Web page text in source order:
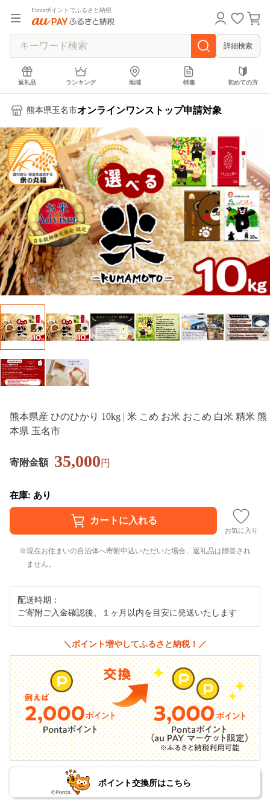
Pontaポイントでふるさと納税
詳細検索
返礼品 ランキング 地域 特集 初めての方
熊本県玉名市オンラインワンストップ申請対象
熊本県産 ひのひかり 10kg | 米 こめ お米 おこめ 白米 精米 熊
本県 玉名市
寄附金額 35,000円
在庫: あり
お気に入り
現在お住まいの自治体へ寄附申込いただいた場合、返礼品は贈答され
ません。
配送時期：
ご寄附ご入金確認後、１ヶ月以内を目安に発送いたします
＼ポイント増やしてふるさと納税！／
ポイント交換所はこちら